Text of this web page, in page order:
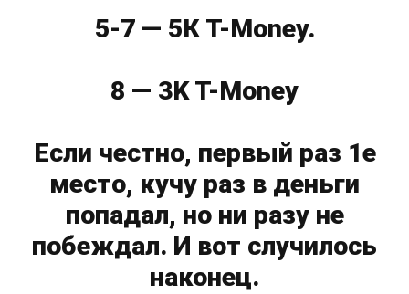
5-7 — 5К Т-Money.
8 — 3K T-Money
Если честно, первый раз 1е
место, кучу раз в деньги
попадал, но ни разу не
побеждал. И вот случилось
наконец.